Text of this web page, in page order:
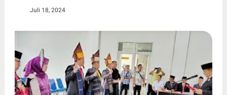
Juli 18, 2024